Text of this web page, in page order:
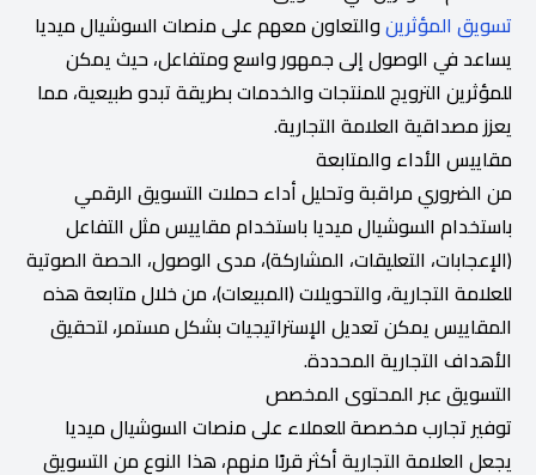
تسويق المؤثرينوالتعاون معهم على منصات السوشيال ميديا
يساعد في الوصول إلى جمهور واسع ومتفاعل، حيث يمكن
للمؤثرين الترويج للمنتجات والخدمات بطريقة تبدو طبيعية، مما
يعزز مصداقية العلامة التجارية.
مقاييس الأداء والمتابعة
من الضروري مراقبة وتحليل أداء حملات التسويق الرقمي
باستخدام السوشيال ميديا باستخدام مقاييس مثل التفاعل
(الإعجابات، التعليقات، المشاركة)، مدى الوصول، الحصة الصوتية
للعلامة التجارية، والتحويلات (المبيعات)، من خلال متابعة هذه
المقاييس يمكن تعديل الإستراتيجيات بشكل مستمر، لتحقيق
الأهداف التجارية المحددة.
التسويق عبر المحتوى المخصص
توفير تجارب مخصصة للعملاء على منصات السوشيال ميديا
يجعل العلامة التجارية أكثر قربًا منهم، هذا النوع من التسويق